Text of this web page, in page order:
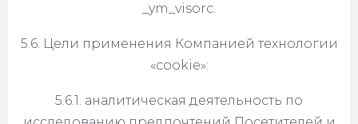
_ym_visorc.
5.6. Цели применения Компанией технологии
«cookie»:
5.6.1. аналитическая деятельность по